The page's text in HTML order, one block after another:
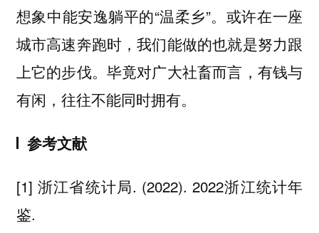
想象中能安逸躺平的“温柔乡”。或许在一座
城市高速奔跑时，我们能做的也就是努力跟
上它的步伐。毕竟对广大社畜而言，有钱与
有闲，往往不能同时拥有。
参考文献
[1] 浙江省统计局. (2022). 2022浙江统计年
鉴.